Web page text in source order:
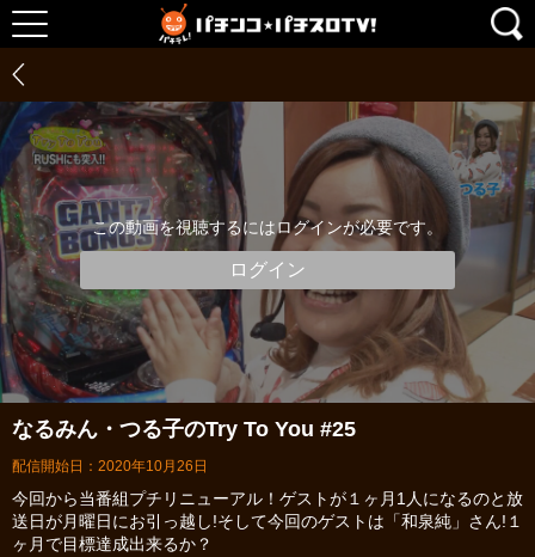
この動画を視聴するにはログインが必要です。
ログイン
なるみん・つる子のTry To You #25
配信開始日：2020年10月26日
今回から当番組プチリニューアル！ゲストが１ヶ月1人になるのと放
送日が月曜日にお引っ越し!そして今回のゲストは「和泉純」さん!１
ヶ月で目標達成出来るか？